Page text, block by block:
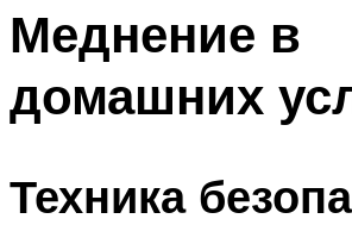
Меднение в
домашних
Техника